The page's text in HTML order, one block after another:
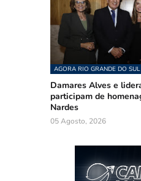
AGORA RIO GRANDE DO SUL
Damares Alves e
participam de
Nardes
05 Agosto, 2026